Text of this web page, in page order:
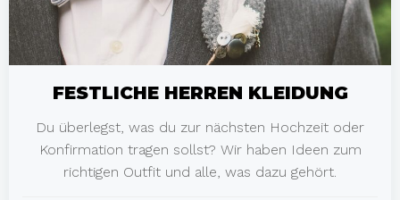
FESTLICHE HERREN KLEIDUNG
Du überlegst, was du zur nächsten Hochzeit oder
Konfirmation tragen sollst? Wir haben Ideen zum
richtigen Outfit und alle, was dazu gehört.